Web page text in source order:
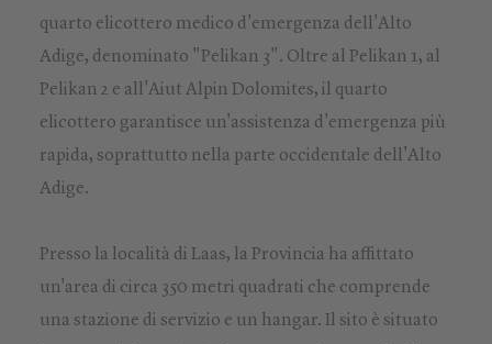
quarto elicottero medico d'emergenza dell'Alto
Adige, denominato "Pelikan 3". Oltre al Pelikan 1, al
Pelikan 2 e all'Aiut Alpin Dolomites, il quarto
elicottero garantisce un'assistenza d'emergenza più
rapida, soprattutto nella parte occidentale dell'Alto
Adige.
Presso la località di Laas, la Provincia ha affittato
un'area di circa 350 metri quadrati che comprende
una stazione di servizio e un hangar. Il sito è situato